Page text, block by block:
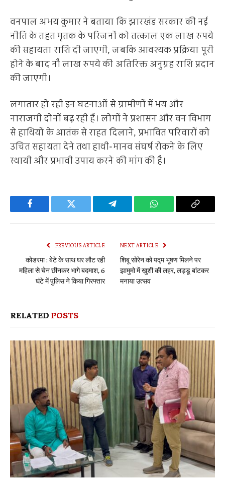
वनपाल अभय कुमार ने बताया कि झारखंड सरकार की नई
नीति के तहत मृतक के परिजनों को तत्काल एक लाख रुपये
की सहायता राशि दी जाएगी, जबकि आवश्यक प्रक्रिया पूरी
होने के बाद नौ लाख रुपये की अतिरिक्त अनुग्रह राशि प्रदान
की जाएगी।
लगातार हो रही इन घटनाओं से ग्रामीणों में भय और
नाराजगी दोनों बढ़ रही हैं। लोगों ने प्रशासन और वन विभाग
से हाथियों के आतंक से राहत दिलाने, प्रभावित परिवारों को
उचित सहायता देने तथा हाथी-मानव संघर्ष रोकने के लिए
स्थायी और प्रभावी उपाय करने की मांग की है।
Facebook Twitter Telegram WhatsApp Copy
PREVIOUS ARTICLE
कोडरमा : बेटे के साथ घर लौट रही
महिला से चेन छीनकर भागे बदमाश, 6
घंटे में पुलिस ने किया गिरफ्तार
NEXT ARTICLE
शिबू सोरेन को पद्म भूषण मिलने पर
झामुमो में खुशी की लहर, लड्डू बांटकर
मनाया उत्सव
RELATED POSTS